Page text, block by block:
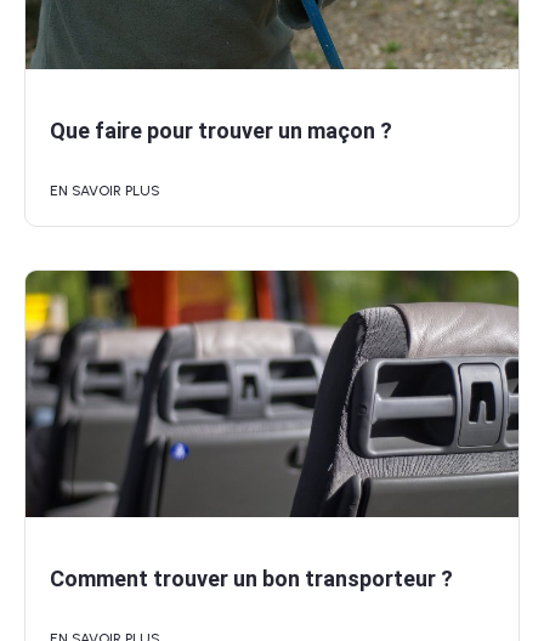
Que faire pour trouver un maçon ?
EN SAVOIR PLUS
Comment trouver un bon transporteur ?